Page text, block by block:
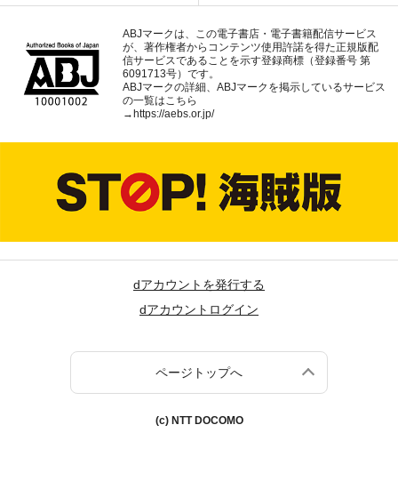
ABJマークは、この電子書店・電子書籍配信サービス
が、著作権者からコンテンツ使用許諾を得た正規版配
信サービスであることを示す登録商標（登録番号 第
6091713号）です。
ABJマークの詳細、ABJマークを掲示しているサービス
の一覧はこちら
→https://aebs.or.jp/
dアカウントを発行する
dアカウントログイン
ページトップへ
(c) NTT DOCOMO